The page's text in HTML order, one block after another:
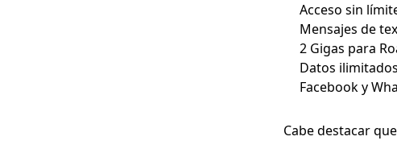
Acceso sin
Mensajes de
2 Gigas para
Datos
Facebook y
Cabe destacar